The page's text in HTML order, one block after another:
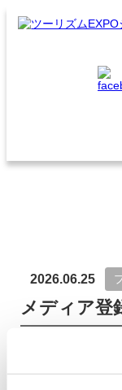
一般の方はこち
業界・プレスの
2026.06.25
メディア登